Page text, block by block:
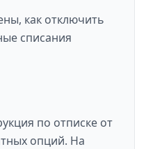
как отключить
списания
по отписке от
опций. На